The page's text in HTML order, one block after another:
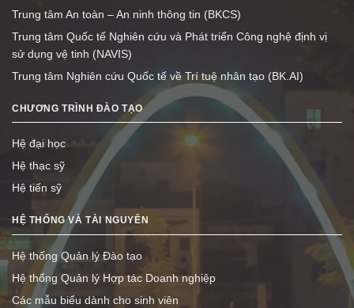
Trung tâm An toàn – An ninh thông tin (BKCS)
Trung tâm Quốc tế Nghiên cứu và Phát triển Công nghệ định vị
sử dụng vệ tinh (NAVIS)
Trung tâm Nghiên cứu Quốc tế về Trí tuệ nhân tạo (BK.AI)
CHƯƠNG TRÌNH ĐÀO TẠO
Hệ đại học
Hệ thạc sỹ
Hệ tiến sỹ
HỆ THỐNG VÀ TÀI NGUYÊN
Hệ thống Quản lý Đào tạo
Hệ thống Quản lý Hợp tác Doanh nghiệp
Các mẫu biểu dành cho sinh viên